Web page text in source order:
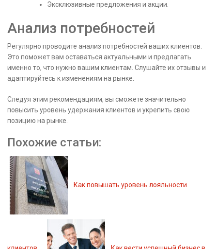
Эксклюзивные предложения и акции.
Анализ потребностей
Регулярно проводите анализ потребностей ваших клиентов.
Это поможет вам оставаться актуальными и предлагать
именно то, что нужно вашим клиентам. Слушайте их отзывы и
адаптируйтесь к изменениям на рынке.
Следуя этим рекомендациям, вы сможете значительно
повысить уровень удержания клиентов и укрепить свою
позицию на рынке.
Похожие статьи:
Как повышать уровень лояльности